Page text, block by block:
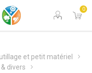
0
et petit matériel
divers